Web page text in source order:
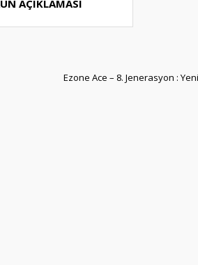
AÇIKLAMASI
Ezone Ace – 8. Jenerasyon :